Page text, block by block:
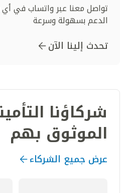
تواصل معنا عبر واتساب في
الدعم بسهولة وسرعة
تحدث إلينا الآن
شركاؤنا
الموثوق بهم
عرض جميع الشركاء